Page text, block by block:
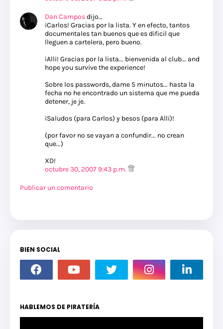
Dan Camposdijo…
¡Carlos! Gracias por la lista. Y en efecto, tantos
documentales tan buenos que es dificil que
lleguen a cartelera, pero bueno.
¡Alli! Gracias por la lista... bienvenida al club... and
hope you survive the experience!
Sobre los passwords, dame 5 minutos... hasta la
fecha no he encontrado un sistema que me pueda
detener, je je.
¡Saludos (para Carlos) y besos (para Alli)!
(por favor no se vayan a confundir... no crean
que...)
XD!
octubre 30, 2007 9:43 p.m.
Publicar un comentario
BIEN SOCIAL
HABLEMOS DE PIRATERÍA